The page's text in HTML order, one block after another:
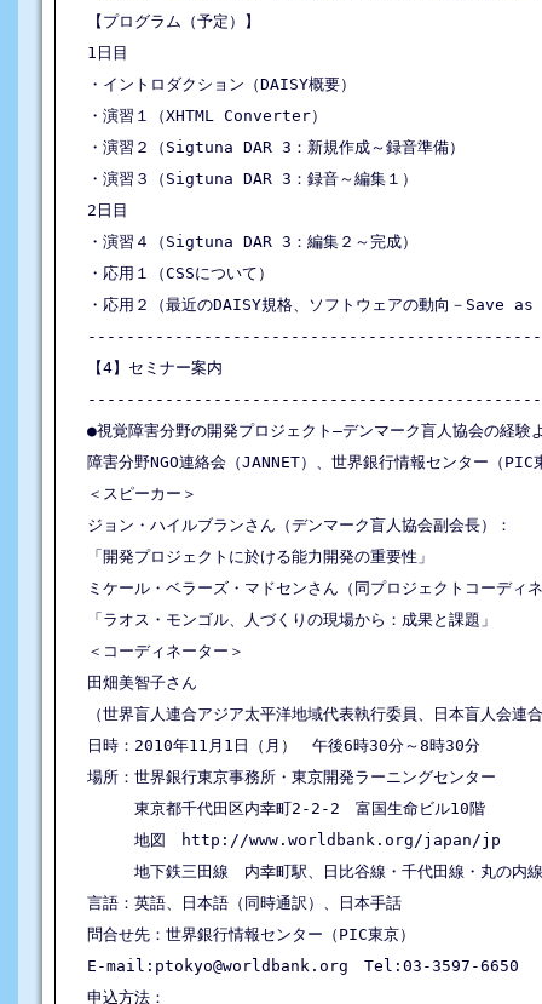
【プログラム（予定）】
1日目
・イントロダクション（DAISY概要）
・演習１（XHTML Converter）
・演習２（Sigtuna DAR 3：新規作成～録音準備）
・演習３（Sigtuna DAR 3：録音～編集１）
2日目
・演習４（Sigtuna DAR 3：編集２～完成）
・応用１（CSSについて）
・応用２（最近のDAISY規格、ソフトウェアの動向－Save
【4】セミナー案内
●視覚障害分野の開発プロジェクト―デンマーク盲人協会の経験
障害分野NGO連絡会（JANNET）、世界銀行情報センター（PIC
＜スピーカー＞
ジョン・ハイルブランさん（デンマーク盲人協会副会長）：
「開発プロジェクトに於ける能力開発の重要性」
ミケール・ベラーズ・マドセンさん（同プロジェクトコーディ
「ラオス・モンゴル、人づくりの現場から：成果と課題」
＜コーディネーター＞
田畑美智子さん
（世界盲人連合アジア太平洋地域代表執行委員、日本盲人会連
日時：2010年11月1日（月）　午後6時30分～8時30分
場所：世界銀行東京事務所・東京開発ラーニングセンター
東京都千代田区内幸町2-2-2　富国生命ビル10階
地図　http://www.worldbank.org/japan/jp
地下鉄三田線　内幸町駅、日比谷線・千代田線・丸の内線
言語：英語、日本語（同時通訳）、日本手話
問合せ先：世界銀行情報センター（PIC東京）
E-mail:ptokyo@worldbank.org　Tel:03-3597-6650
申込方法：